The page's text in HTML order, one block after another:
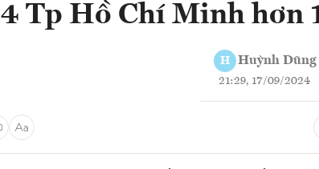
4 Tp Hồ Chí Minh hơn
H Huỳnh Dũng
21:29, 17/09/2024